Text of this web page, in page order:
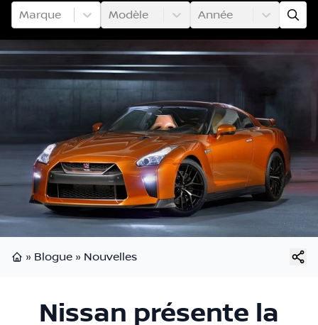
Marque
Modèle Année
» Blogue » Nouvelles
Nissan présente la